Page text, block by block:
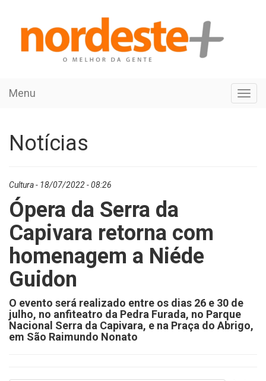
Menu
Notícias
Cultura - 18/07/2022 - 08:26
Ópera da Serra da
Capivara retorna com
homenagem a Niéde
Guidon
O evento será realizado entre os dias 26 e 30 de
julho, no anfiteatro da Pedra Furada, no Parque
Nacional Serra da Capivara, e na Praça do Abrigo,
em São Raimundo Nonato